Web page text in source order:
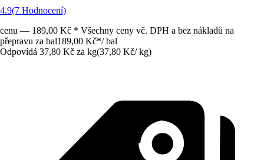
4.9(7 Hodnocení)
cenu — 189,00 Kč * Všechny ceny vč. DPH a bez nákladů na
přepravu za bal189,00 Kč*/ bal
Odpovídá 37,80 Kč za kg(37,80 Kč/ kg)